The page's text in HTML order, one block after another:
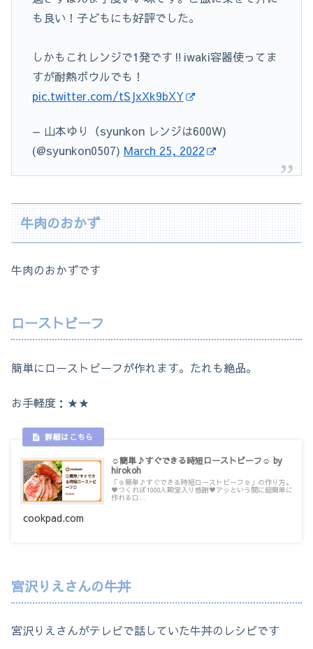
も良い！子どもにも好評でした。
しかもこれレンジで1発です‼️iwaki容器使ってま
すが耐熱ボウルでも！
pic.twitter.com/tSJxXk9bXY
— 山本ゆり（syunkon レンジは600W)
(@syunkon0507) March 25, 2022
牛肉のおかず
牛肉のおかずです
ローストビーフ
簡単にローストビーフが作れます。たれも絶品。
お手軽度：★★
☺️簡単♪すぐできる時短ローストビーフ☺️ by
hirokoh
「☺️簡単♪すぐできる時短ローストビーフ☺️」の作り方。
♥つくれぽ1000人殿堂入り感謝♥アッという間に超簡単に
作れるロ...
cookpad.com
宮沢りえさんの牛丼
宮沢りえさんがテレビで話していた牛丼のレシピです